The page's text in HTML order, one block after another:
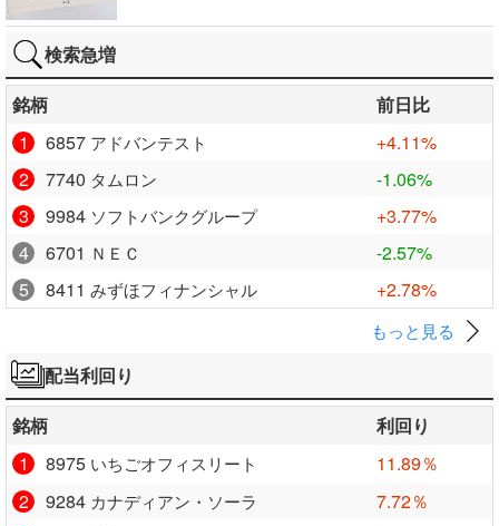
検索急増
銘柄
前日比
1
6857 アドバンテスト
+4.11%
2
7740 タムロン
-1.06%
3
9984 ソフトバンクグループ
+3.77%
4
6701 ＮＥＣ
-2.57%
5
8411 みずほフィナンシャル +2.78%
もっと見る
配当利回り
銘柄
利回り
1
8975 いちごオフィスリート
11.89％
2
9284 カナディアン・ソーラ
7.72％